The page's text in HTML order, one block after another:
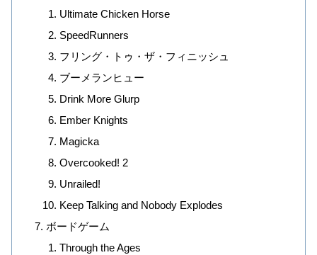
Ultimate Chicken Horse
SpeedRunners
フリング・トゥ・ザ・フィニッシュ
ブーメランヒュー
Drink More Glurp
Ember Knights
Magicka
Overcooked! 2
Unrailed!
Keep Talking and Nobody Explodes
ボードゲーム
Through the Ages